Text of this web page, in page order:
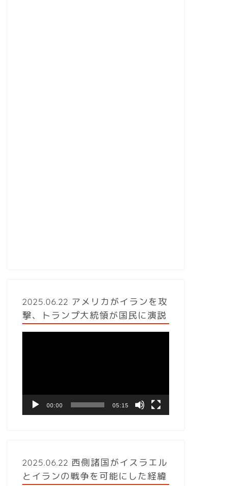
2025.06.22 アメリカがイランを攻
撃、トランプ大統領が国民に演説
ヤ
00:00 05:15
2025.06.22 西側諸国がイスラエル
とイランの戦争を可能にした経緯